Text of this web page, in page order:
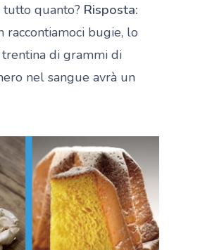
tutto quanto? Risposta:
raccontiamoci bugie, lo
trentina di grammi di
nel sangue avrà un